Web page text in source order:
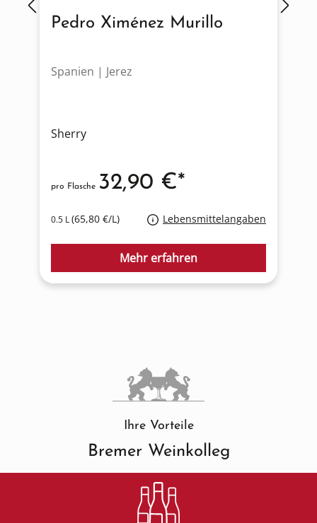
Pedro Ximénez Murillo
Spanien | Jerez
Sherry
0.5 L(65,80 €/L) Lebensmittelangaben
pro Flasche 32,90 €*
Mehr erfahren
Ihre Vorteile
Bremer Weinkolleg